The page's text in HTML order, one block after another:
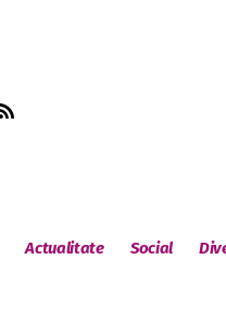
Actualitate Social